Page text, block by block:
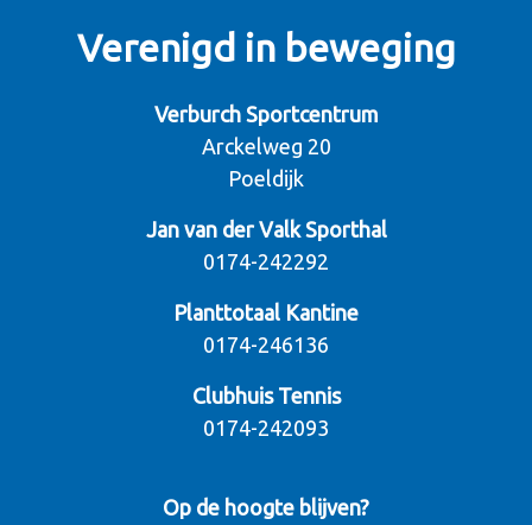
Verenigd in beweging
Verburch Sportcentrum
Arckelweg 20
Poeldijk
Jan van der Valk Sporthal
0174-242292
Planttotaal Kantine
0174-246136
Clubhuis Tennis
0174-242093
Op de hoogte blijven?